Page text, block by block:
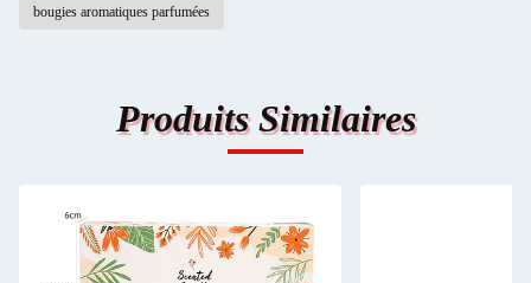
bougies aromatiques parfumées
Produits Similaires